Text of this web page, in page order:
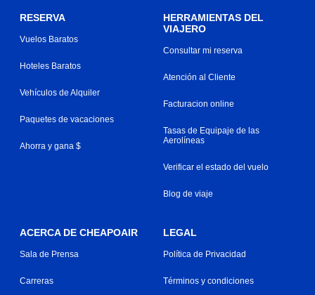
RESERVA
Vuelos Baratos
Hoteles Baratos
Vehículos de Alquiler
Paquetes de vacaciones
Ahorra y gana $
HERRAMIENTAS DEL
VIAJERO
Consultar mi reserva
Atención al Cliente
Facturacion online
Tasas de Equipaje de las
Aerolíneas
Verificar el estado del vuelo
Blog de viaje
ACERCA DE CHEAPOAIR
Sala de Prensa
Carreras
LEGAL
Política de Privacidad
Términos y condiciones